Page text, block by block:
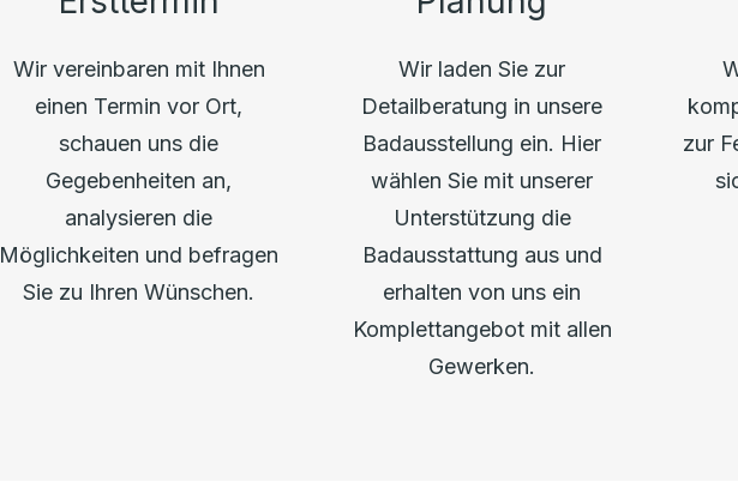
Wir vereinbaren mit Ihnen
einen Termin vor Ort,
schauen uns die
Gegebenheiten an,
analysieren die
Möglichkeiten und befragen
Sie zu Ihren Wünschen.
Wir laden Sie zur
Detailberatung in unsere
Badausstellung ein. Hier
wählen Sie mit unserer
Unterstützung die
Badausstattung aus und
erhalten von uns ein
Komplettangebot mit allen
Gewerken.
zur